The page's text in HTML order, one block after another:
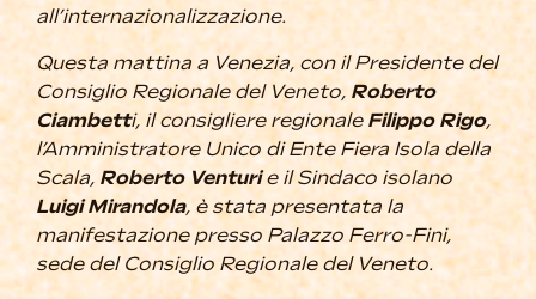
all’internazionalizzazione.
Questa mattina a Venezia, con il Presidente del
Consiglio Regionale del Veneto, Roberto
Ciambetti, il consigliere regionaleFilippo Rigo,
l’Amministratore Unico di Ente Fiera Isola della
Scala, Roberto Venturie il Sindaco isolano
Luigi Mirandola, è stata presentata la
manifestazione presso Palazzo Ferro-Fini,
sede del Consiglio Regionale del Veneto.